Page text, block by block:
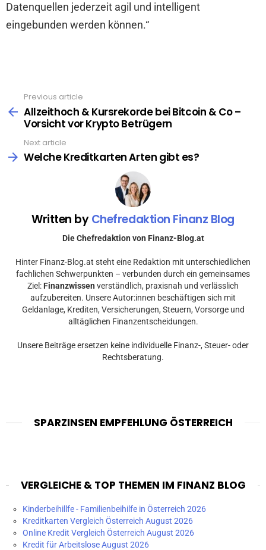
Datenquellen jederzeit agil und intelligent
eingebunden werden können.“
more
Previous article
Allzeithoch & Kursrekorde bei Bitcoin & Co –
Vorsicht vor Krypto Betrügern
Next article
Welche Kreditkarten Arten gibt es?
Written byChefredaktion Finanz Blog
Die Chefredaktion von Finanz-Blog.at
Hinter Finanz-Blog.at steht eine Redaktion mit unterschiedlichen
fachlichen Schwerpunkten – verbunden durch ein gemeinsames
Ziel: Finanzwissen verständlich, praxisnah und verlässlich
aufzubereiten. Unsere Autor:innen beschäftigen sich mit
Geldanlage, Krediten, Versicherungen, Steuern, Vorsorge und
alltäglichen Finanzentscheidungen.
Unsere Beiträge ersetzen keine individuelle Finanz-, Steuer- oder
Rechtsberatung.
SPARZINSEN EMPFEHLUNG ÖSTERREICH
VERGLEICHE & TOP THEMEN IM FINANZ BLOG
Kinderbeihillfe - Familienbeihilfe in Österreich 2026
Kreditkarten Vergleich Österreich August 2026
Online Kredit Vergleich Österreich August 2026
Kredit für Arbeitslose August 2026